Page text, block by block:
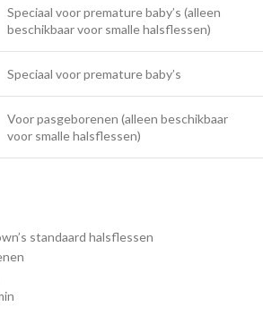
Speciaal voor premature baby’s (alleen
beschikbaar voor smalle halsflessen)
Speciaal voor premature baby’s
Voor pasgeborenen (alleen beschikbaar
voor smalle halsflessen)
standaard halsflessen